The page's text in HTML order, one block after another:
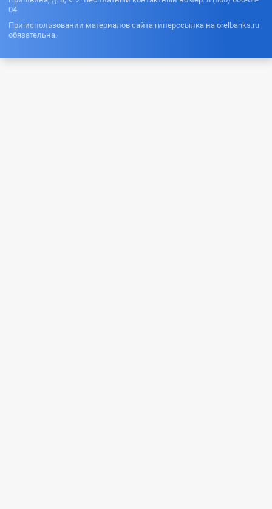
04.
При использовании материалов сайта гиперссылка на orelbanks.ru
обязательна.